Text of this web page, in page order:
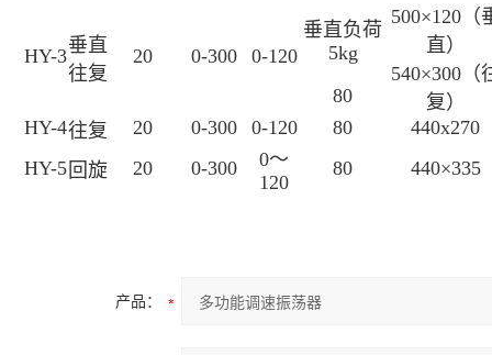
HY-3垂直
往复
20 0-300 0-120
垂直负荷
5kg
500×120（
直）
540×300（
复）
80
HY-4往复 20 0-300 0-120 80
440x270
HY-5 回旋 20 0-300 0～
120
80 440×335
产品：